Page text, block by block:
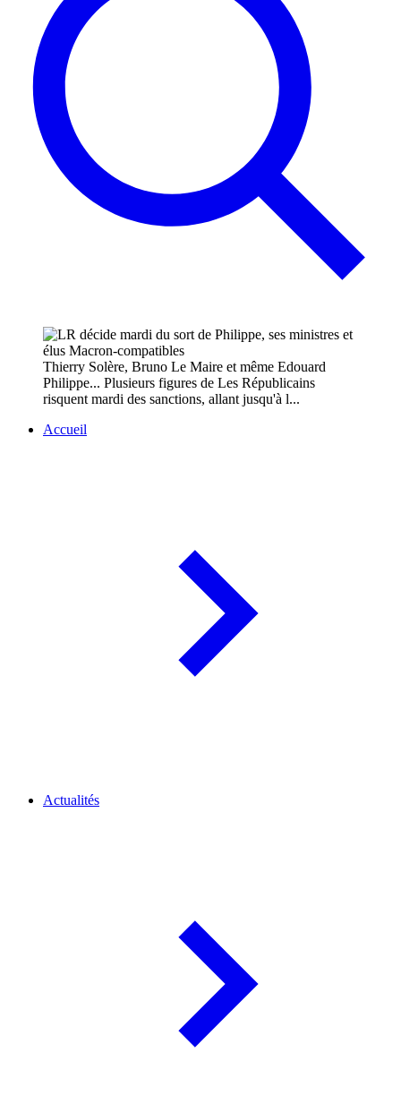
Thierry Solère, Bruno Le Maire et même Edouard
Philippe... Plusieurs figures de Les Républicains
risquent mardi des sanctions, allant jusqu'à l...
Accueil
Actualités